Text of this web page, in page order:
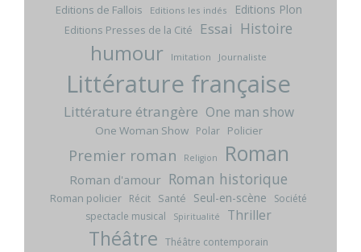
Editions de Fallois Editions les indés Editions Plon
Editions Presses de la Cité Essai Histoire
humour Imitation Journaliste
Littérature française
Littérature étrangère One man show
One Woman Show Polar Policier
Premier roman Religion Roman
Roman d'amour Roman historique
Roman policier Récit Santé Seul-en-scène
Société
spectacle musical
Spiritualité Thriller
Théâtre Théâtre contemporain